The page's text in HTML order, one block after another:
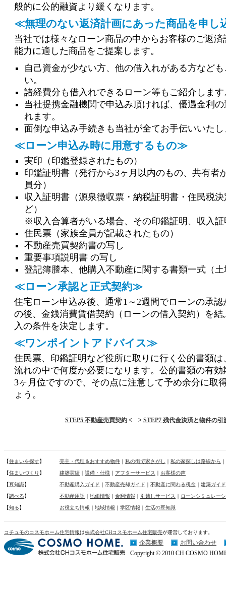
般的に公的融資より緩くなります。
≪無理のない返済計画にあった商品を申
当社では様々なローン商品の中からお客様のご返
能力に適した商品をご提案します。
自己資金が少ない方、他の借入れがある方など
い。
諸経費分も借入れできるローン等もご紹介します
当社提携金融機関で申込み頂ければ、優遇金利
れます。
面倒な申込み手続きも当社が全てお手伝いいた
≪ローン申込み時に用意するもの≫
実印（印鑑登録されたもの）
印鑑証明書（発行から3ヶ月以内のもの、共有者
員分）
収入証明書（源泉徴収票・納税証明書・住民税
ど）
※収入合算者がいる場合、その印鑑証明、収入証
住民票（家族全員が記載されたもの）
不動産売買契約書の写し
重要事項説明書 の写し
登記簿謄本、他購入不動産に関する書類一式（
≪ローン承認と正式契約≫
住宅ローン申込み後、通常1～2週間でローンの承
の後、金銭消費賃借契約（ローンの借入契約）を
入の条件を決定します。
≪ワンポイントアドバイス≫
住民票、印鑑証明など役所に取りに行く公的書類
流れの中で何度か必要になります。公的書類の有
3ヶ月位ですので、その点に注意して予め余分に取
ょう。
STEP5 不動産売買契約 < > STEP7 残代金決済と物件の引
【住まいを探す】 売主・代理＆おすすめ物件 ｜ 私の街で家さがし ｜ 私の家探しは路線から
【住まいづくり 】 建築実績 ｜ 設備・仕様 ｜ アフターサービス ｜ お客様の声
【豆知識】 不動産購入ガイド ｜ 不動産売却ガイド ｜ 不動産に関わる税金 ｜ 建築ガイド
【調べる】 不動産用語 ｜ 地価情報 ｜ 金利情報 ｜ 引越しサービス ｜ ローンシミュレー
【知る】 お役立ち情報 ｜ 地域情報 ｜ 学区情報 ｜ 生活の豆知識
コチュモのコスモホーム住宅情報は株式会社CHコスモホーム住宅販売が運営しております。
企業概要
お問い合わせ
Copyright © 2010 CH COSMO